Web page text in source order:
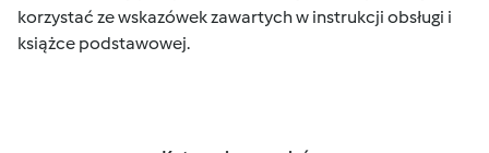
korzystać ze wskazówek zawartych w instrukcji obsługi i
książce podstawowej.